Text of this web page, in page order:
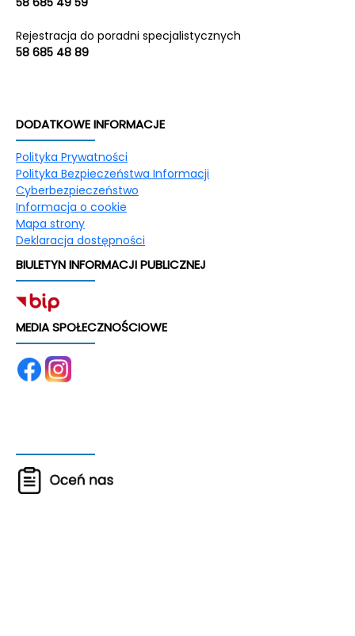
Rejestracja do poradni specjalistycznych
58 685 48 89
DODATKOWE INFORMACJE
Polityka Prywatności
Polityka Bezpieczeństwa Informacji
Cyberbezpieczeństwo
Informacja o cookie
Mapa strony
Deklaracja dostępności
BIULETYN INFORMACJI PUBLICZNEJ
MEDIA SPOŁECZNOŚCIOWE